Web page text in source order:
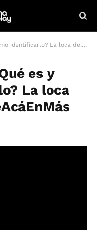
La loca del Taper en #DeAcáEnMás
es y
La loca